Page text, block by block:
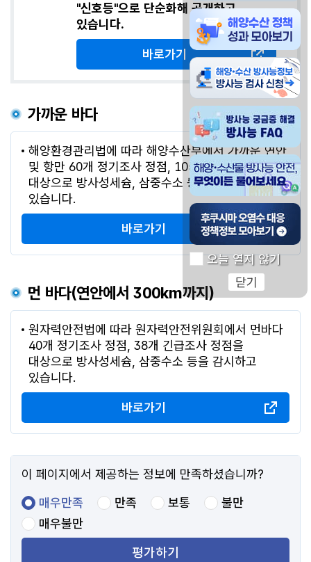
"신호등"으로 단순화해 공개하고
있습니다.
바로가기
가까운 바다
해양환경관리법에 따라 해양수산부에서 가까운 연안
및 항만 60개 정기조사 정점, 105개 긴급조사정점을
대상으로 방사성세슘, 삼중수소 등을 감시하고
있습니다.
바로가기
먼 바다(연안에서 300km까지)
원자력안전법에 따라 원자력안전위원회에서 먼바다
40개 정기조사 정점, 38개 긴급조사 정점을
대상으로 방사성세슘, 삼중수소 등을 감시하고
있습니다.
바로가기
이 페이지에서 제공하는 정보에 만족하셨습니까?
매우만족
만족 보통
불만
매우불만
평가하기
해양수산물 방사능 안전
해양수산물 방사능정보
방사능 궁금증 해결 방
해양 수산물 방사능 안
후쿠시마 오염수 대응
오늘 열지 않기
닫기